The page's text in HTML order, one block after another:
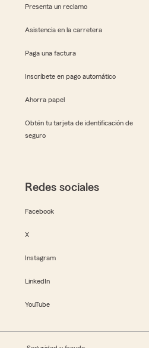
Presenta un reclamo
Asistencia en la carretera
Paga una factura
Inscríbete en pago automático
Ahorra papel
Obtén tu tarjeta de identificación de
seguro
Redes sociales
Facebook
X
Instagram
LinkedIn
YouTube